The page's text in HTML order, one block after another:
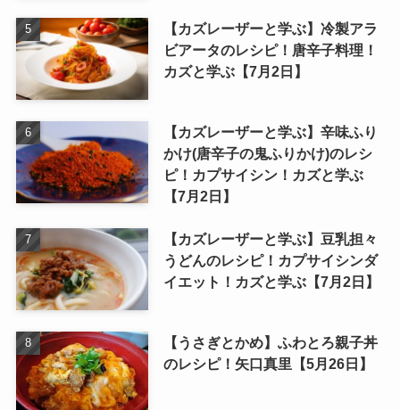
【カズレーザーと学ぶ】冷製アラ
ビアータのレシピ！唐辛子料理！
カズと学ぶ【7月2日】
【カズレーザーと学ぶ】辛味ふり
かけ(唐辛子の鬼ふりかけ)のレシ
ピ！カプサイシン！カズと学ぶ
【7月2日】
【カズレーザーと学ぶ】豆乳担々
うどんのレシピ！カプサイシンダ
イエット！カズと学ぶ【7月2日】
【うさぎとかめ】ふわとろ親子丼
のレシピ！矢口真里【5月26日】